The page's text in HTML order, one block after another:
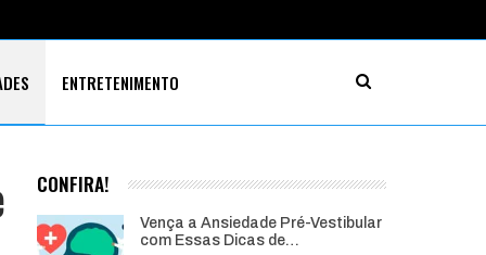
ENTRETENIMENTO
CONFIRA!
Vença a Ansiedade Pré-Vestibular
com Essas Dicas de…